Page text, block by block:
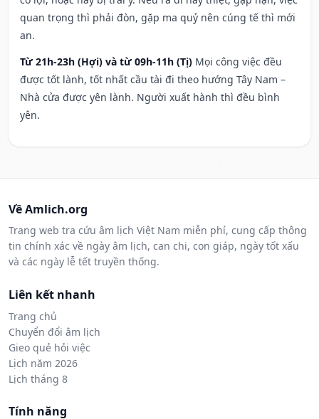
quan trọng thì phải đòn, gặp ma quỷ nên cúng tế thì mới
an.
Từ 21h-23h (Hợi) và từ 09h-11h (Tị) Mọi công việc đều
được tốt lành, tốt nhất cầu tài đi theo hướng Tây Nam –
Nhà cửa được yên lành. Người xuất hành thì đều bình
yên.
Về Amlich.org
Trang web tra cứu âm lịch Việt Nam miễn phí, cung cấp thông
tin chính xác về ngày âm lịch, can chi, con giáp, ngày tốt xấu
và các ngày lễ tết truyền thống.
Liên kết nhanh
Trang chủ
Chuyển đổi âm lịch
Gieo quẻ hỏi việc
Lịch năm 2026
Lịch tháng 8
Tính năng